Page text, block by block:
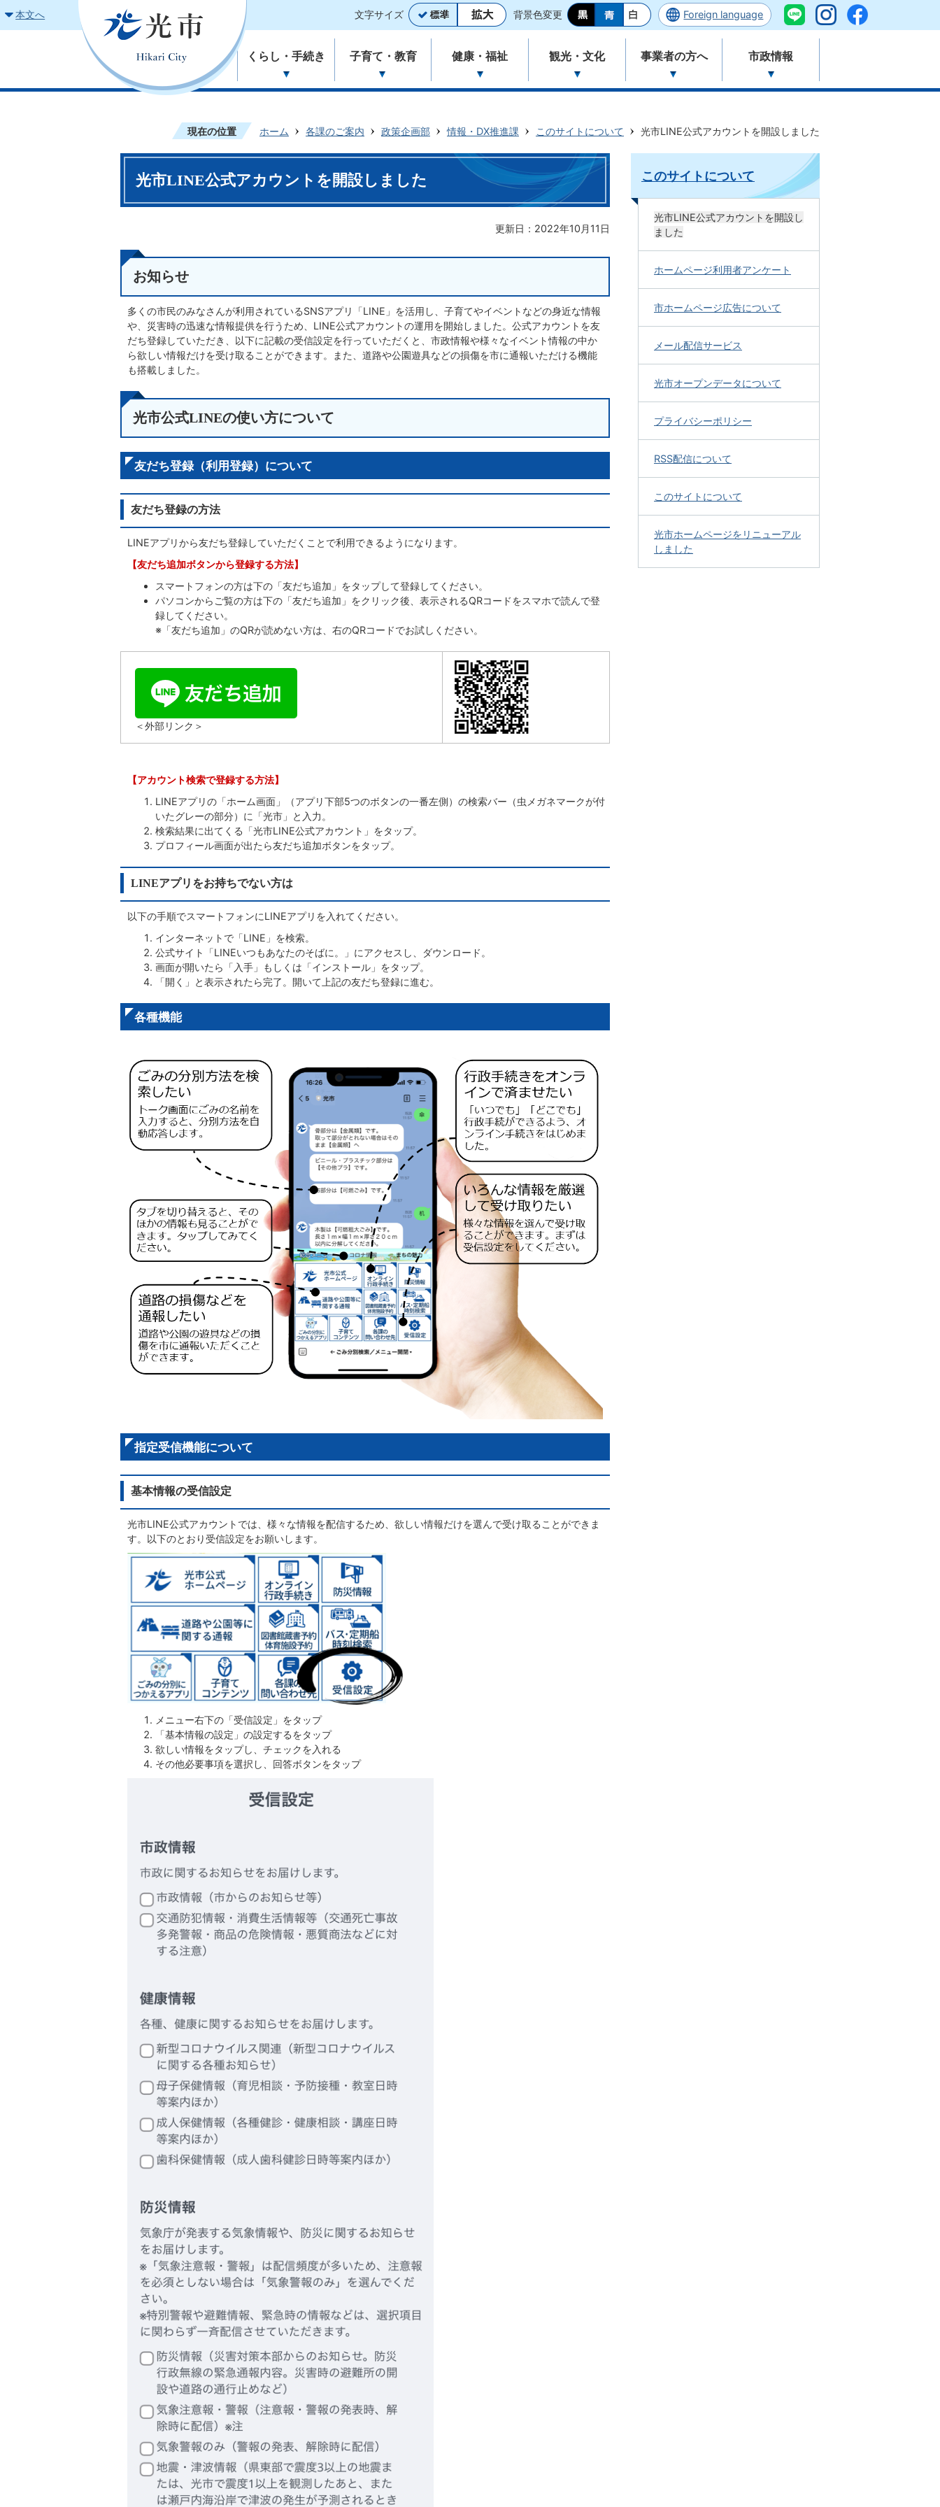
本文へ 文字サイズ 背景色変更 Foreign language
くらし・手続き 子育て・教育 健康・福祉 観光・文化 事業者の方へ 市政情報
現在の位置 ホーム 各課のご案内 政策企画部 情報・DX推進課 このサイトについて 光市LINE公式アカウントを開設しました
光市LINE公式アカウントを開設しました
更新日：2022年10月11日
お知らせ
多くの市民のみなさんが利用されているSNSアプリ「LINE」を活用し、子育てやイベントなどの身近な情報
や、災害時の迅速な情報提供を行うため、LINE公式アカウントの運用を開始しました。公式アカウントを友
だち登録していただき、以下に記載の受信設定を行っていただくと、市政情報や様々なイベント情報の中か
ら欲しい情報だけを受け取ることができます。また、道路や公園遊具などの損傷を市に通報いただける機能
も搭載しました。
光市公式LINEの使い方について
友だち登録（利用登録）について
友だち登録の方法
LINEアプリから友だち登録していただくことで利用できるようになります。
【友だち追加ボタンから登録する方法】
スマートフォンの方は下の「友だち追加」をタップして登録してください。
パソコンからご覧の方は下の「友だち追加」をクリック後、表示されるQRコードをスマホで読んで登
録してください。
※「友だち追加」のQRが読めない方は、右のQRコードでお試しください。
＜外部リンク＞
【アカウント検索で登録する方法】
LINEアプリの「ホーム画面」（アプリ下部5つのボタンの一番左側）の検索バー（虫メガネマークが付
いたグレーの部分）に「光市」と入力。
検索結果に出てくる「光市LINE公式アカウント」をタップ。
プロフィール画面が出たら友だち追加ボタンをタップ。
LINEアプリをお持ちでない方は
以下の手順でスマートフォンにLINEアプリを入れてください。
インターネットで「LINE」を検索。
公式サイト「LINEいつもあなたのそばに。」にアクセスし、ダウンロード。
画面が開いたら「入手」もしくは「インストール」をタップ。
「開く」と表示されたら完了。開いて上記の友だち登録に進む。
各種機能
指定受信機能について
基本情報の受信設定
光市LINE公式アカウントでは、様々な情報を配信するため、欲しい情報だけを選んで受け取ることができま
す。以下のとおり受信設定をお願いします。
メニュー右下の「受信設定」をタップ
「基本情報の設定」の設定するをタップ
欲しい情報をタップし、チェックを入れる
その他必要事項を選択し、回答ボタンをタップ
このサイトについて
光市LINE公式アカウントを開設し
ました
ホームページ利用者アンケート
市ホームページ広告について
メール配信サービス
光市オープンデータについて
プライバシーポリシー
RSS配信について
このサイトについて
光市ホームページをリニューアル
しました